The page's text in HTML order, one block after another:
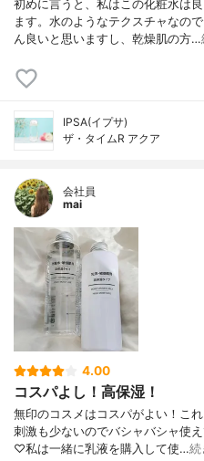
初めに言うと、私はこの化粧水は
ます。水のようなテクスチャなの
ん良いと思いますし、乾燥肌の方…
IPSA(イプサ)
ザ・タイムR アクア
会社員
mai
4.00
コスパよし！高保湿！
無印のコスメはコスパがよい！こ
刺激も少ないのでバシャバシャ使
♡私は一緒に乳液を購入して使…続